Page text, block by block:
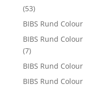
(53)
BIBS Rund
BIBS Rund
(7)
BIBS Rund
BIBS Rund